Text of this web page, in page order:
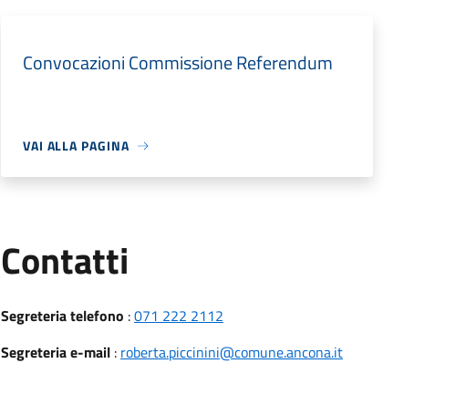
Convocazioni Commissione Referendum
VAI ALLA PAGINA
Contatti
Segreteria telefono :071 222 2112
Segreteria e-mail: roberta.piccinini@comune.ancona.it